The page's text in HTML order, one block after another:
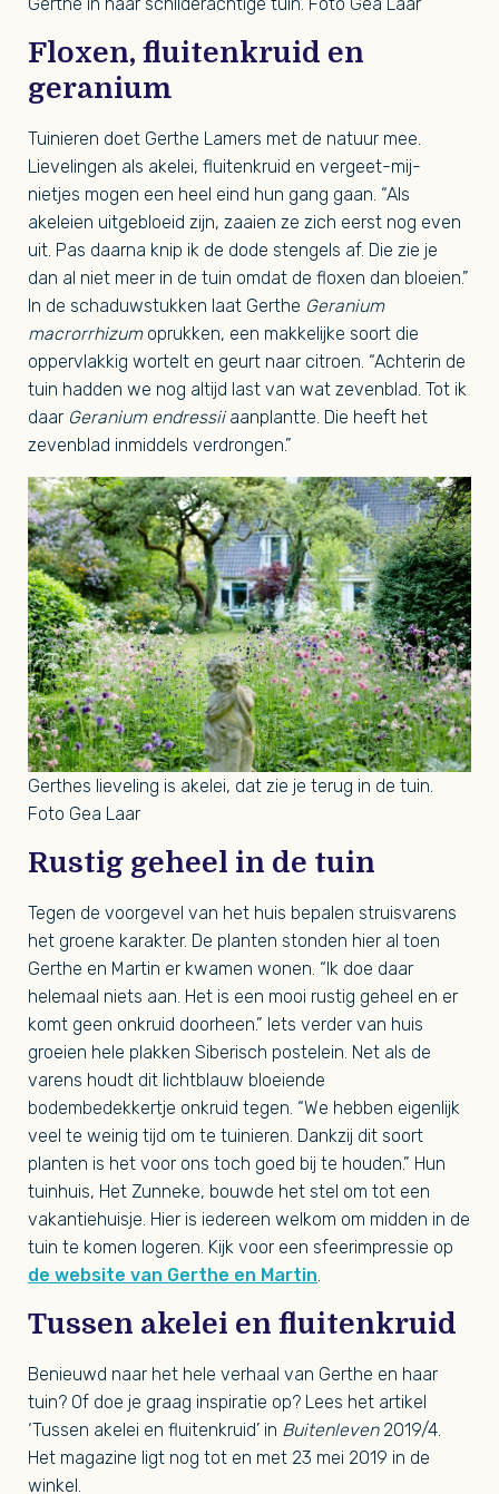
Gerthe in haar schilderachtige tuin. Foto Gea Laar
Floxen, fluitenkruid en
geranium
Tuinieren doet Gerthe Lamers met de natuur mee.
Lievelingen als akelei, fluitenkruid en vergeet-mij-
nietjes mogen een heel eind hun gang gaan. “Als
akeleien uitgebloeid zijn, zaaien ze zich eerst nog even
uit. Pas daarna knip ik de dode stengels af. Die zie je
dan al niet meer in de tuin omdat de floxen dan bloeien.”
In de schaduwstukken laat Gerthe Geranium
macrorrhizumoprukken, een makkelijke soort die
oppervlakkig wortelt en geurt naar citroen. “Achterin de
tuin hadden we nog altijd last van wat zevenblad. Tot ik
daar Geranium endressiiaanplantte. Die heeft het
zevenblad inmiddels verdrongen.”
Gerthes lieveling is akelei, dat zie je terug in de tuin.
Foto Gea Laar
Rustig geheel in de tuin
Tegen de voorgevel van het huis bepalen struisvarens
het groene karakter. De planten stonden hier al toen
Gerthe en Martin er kwamen wonen. “Ik doe daar
helemaal niets aan. Het is een mooi rustig geheel en er
komt geen onkruid doorheen.” Iets verder van huis
groeien hele plakken Siberisch postelein. Net als de
varens houdt dit lichtblauw bloeiende
bodembedekkertje onkruid tegen. “We hebben eigenlijk
veel te weinig tijd om te tuinieren. Dankzij dit soort
planten is het voor ons toch goed bij te houden.” Hun
tuinhuis, Het Zunneke, bouwde het stel om tot een
vakantiehuisje. Hier is iedereen welkom om midden in de
tuin te komen logeren. Kijk voor een sfeerimpressie op
de website van Gerthe en Martin.
Tussen akelei en fluitenkruid
Benieuwd naar het hele verhaal van Gerthe en haar
tuin? Of doe je graag inspiratie op? Lees het artikel
‘Tussen akelei en fluitenkruid’ in Buitenleven2019/4.
Het magazine ligt nog tot en met 23 mei 2019 in de
winkel.